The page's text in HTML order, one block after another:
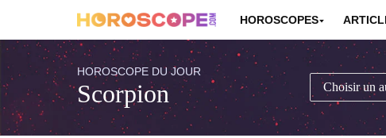
HOROSCOPES
HOROSCOPE DU JOUR
Scorpion